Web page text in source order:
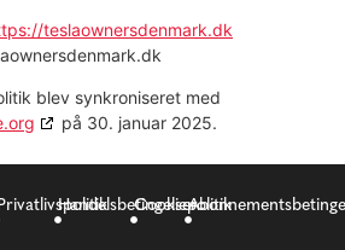
teslaownersdenmark.dk
blev synkroniseret med
på 30. januar 2025.
Handelsbetingelser
Cookiepolitik